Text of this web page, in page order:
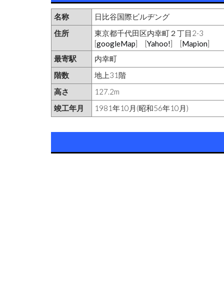
名称
日比谷国際ビルヂング
住所
東京都千代田区内幸町２丁目2-3
[googleMap] [Yahoo!] [Mapion]
最寄駅
内幸町
階数
地上31階
高さ
127.2m
竣工年月
1981年10月(昭和56年10月)